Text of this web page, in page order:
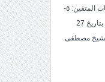
خطبة الجمعة: سمات المتقين: ٥-
العفو عند المقدرة. بتاريخ 27
الشيخ مصطفى